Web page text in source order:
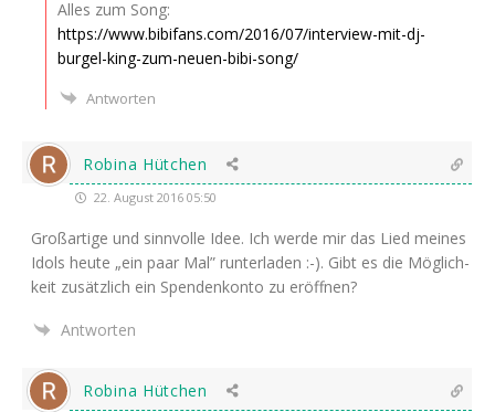
Alles zum Song:
https://www.bibifans.com/2016/07/interview-mit-dj-
burgel-king-zum-neuen-bibi-song/
Antworten
Robina Hütchen
22. August 2016 05:50
Groß­ar­ti­ge und sinn­vol­le Idee. Ich wer­de mir das Lied mei­nes
Idols heu­te „ein paar Mal” run­ter­la­den :-). Gibt es die Mög­lich­
keit zusätz­lich ein Spen­den­kon­to zu eröffnen?
Antworten
Robina Hütchen